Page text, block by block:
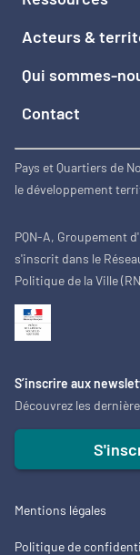
Acteurs &
Qui sommes-
Contact
Pays et Quartiers de
le développement
PQN-A, Groupement
s'inscrit dans le
Politique de la Ville
S’inscrire aux
Découvrez les
Mentions légales
Politique de